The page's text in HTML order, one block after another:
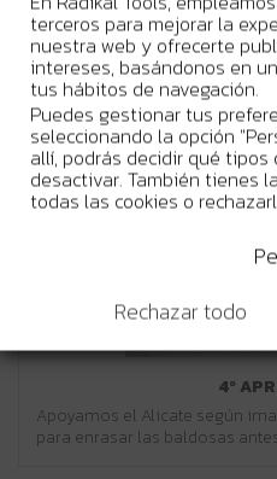
Al colocar las baldosas
en los Calzos manualmente.
4º
Apoyamos el Alicate según
para enrasar las baldosas
terceros para mejorar la
nuestra web y ofrecerte
intereses, basándonos en
tus hábitos de navegación.
Puedes gestionar tus
seleccionando la opción
allí, podrás decidir qué
desactivar. También tienes
todas las cookies o
Rechazar todo